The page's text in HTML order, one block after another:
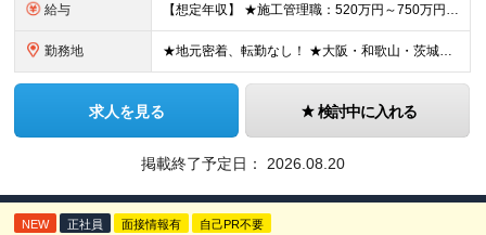
給与 【想定年収】 ★施工管理職：520万円～750万円 ※上記年収は残業時間40時間／月相当の金額を含みます。 月給25万円～35万円＋賞与年2回（原則固定支給額4ヵ月分）＋諸手当（残業手当全額など）
勤務地 ★地元密着、転勤なし！ ★大阪・和歌山・茨城・三重・千葉の各拠点 ★Ｕ・Iターン歓迎！（面接交通費支給） ★社用車貸与（出勤利用OK）、駐車場費用支給 ・大阪府堺市 ・和歌山県有田市 ・茨城県神栖市
求人を見る 検討中に入れる
掲載終了予定日： 2026.08.20
NEW 正社員 面接情報有 自己PR不要